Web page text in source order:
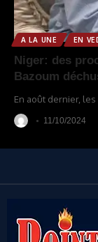
A LA UNE EN
Niger: des
Bazoum
En août dernier,
11/10/2024